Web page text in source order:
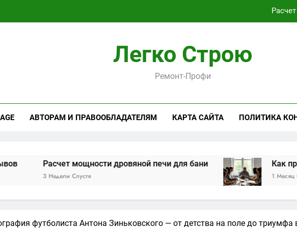
Виртуальная платёжная карта за 5 минут без
Критерии выбора пластиковых окон
Как проходит практическая подготовка по
Легко Строю
Ремонт-Профи
АВТОРАМ И ПРАВООБЛАДАТЕЛЯМ КАРТА САЙТА ПОЛИТИКА
Расчет мощности дровяной печи для бани
3 Недели Спустя
Как проходит
1 Месяц Спустя
футболиста Антона Зиньковского — от детства на поле до триумфа